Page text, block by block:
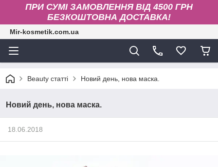
ПРИ СУМІ ЗАМОВЛЕННЯ ВІД 4500 ГРН
БЕЗКОШТОВНА ДОСТАВКА!
Mir-kosmetik.com.ua
Beauty статті Новий день, нова маска.
Новий день, нова маска.
18.06.2018